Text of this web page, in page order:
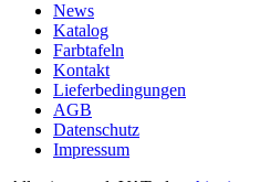
News
Katalog
Farbtafeln
Kontakt
Lieferbedingungen
AGB
Datenschutz
Impressum